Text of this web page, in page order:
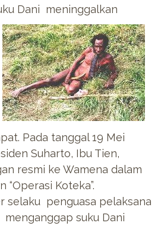
Dani meninggalkan
Pada tanggal 19 Mei
Suharto, Ibu Tien,
resmi ke Wamena dalam
“Operasi Koteka”.
selaku penguasa pelaksana
suku Dani